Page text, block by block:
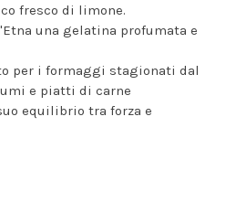
fresco di limone.
una gelatina profumata e
per i formaggi stagionati dal
e piatti di carne
equilibrio tra forza e